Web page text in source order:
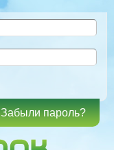
Забыли пароль?